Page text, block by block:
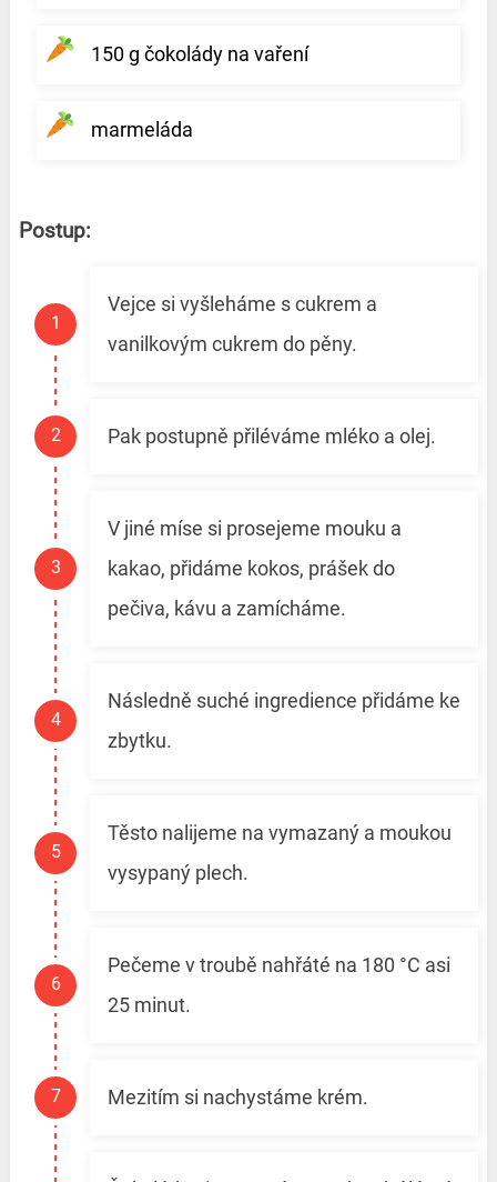
150 g čokolády na vaření
marmeláda
Postup:
Vejce si vyšleháme s cukrem a
vanilkovým cukrem do pěny.
Pak postupně přiléváme mléko a olej.
V jiné míse si prosejeme mouku a
kakao, přidáme kokos, prášek do
pečiva, kávu a zamícháme.
Následně suché ingredience přidáme ke
zbytku.
Těsto nalijeme na vymazaný a moukou
vysypaný plech.
Pečeme v troubě nahřáté na 180 °C asi
25 minut.
Mezitím si nachystáme krém.